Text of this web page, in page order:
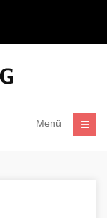
Menü